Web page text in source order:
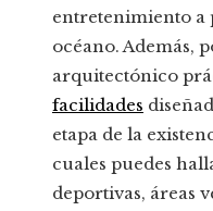
entretenimiento a
océano. Además,
arquitectónico
facilidades
etapa de la
cuales puedes
deportivas, áreas